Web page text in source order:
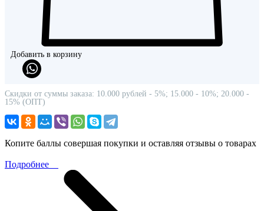
Добавить в корзину
Скидки от суммы заказа: 10.000 рублей - 5%; 15.000 - 10%; 20.000 -
15% (ОПТ)
Копите баллы совершая покупки и оставляя отзывы о товарах
Подробнее